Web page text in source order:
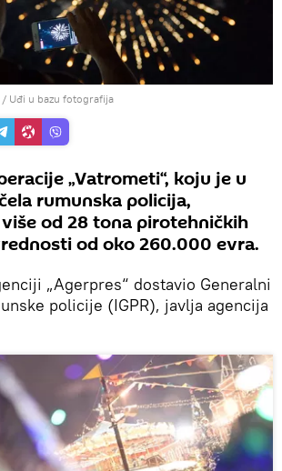
/ Uđi u bazu fotografija
„Vatrometi“, koju je u
rumunska policija,
od 28 tona pirotehničkih
od oko 260.000 evra.
„Agerpres“ dostavio Generalni
policije (IGPR), javlja agencija